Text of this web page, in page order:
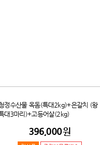
정수산물 옥돔(특대2kg)+은갈치 (왕
대3마리)+고등어살(2kg)
396,000원